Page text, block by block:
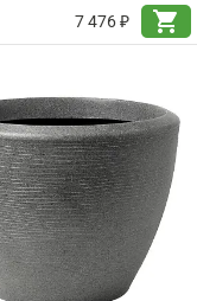
7 476 ₽
shopping_cart